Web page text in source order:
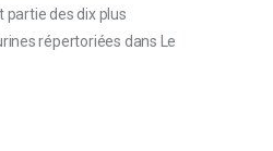
partie des dix plus
répertoriées dans Le